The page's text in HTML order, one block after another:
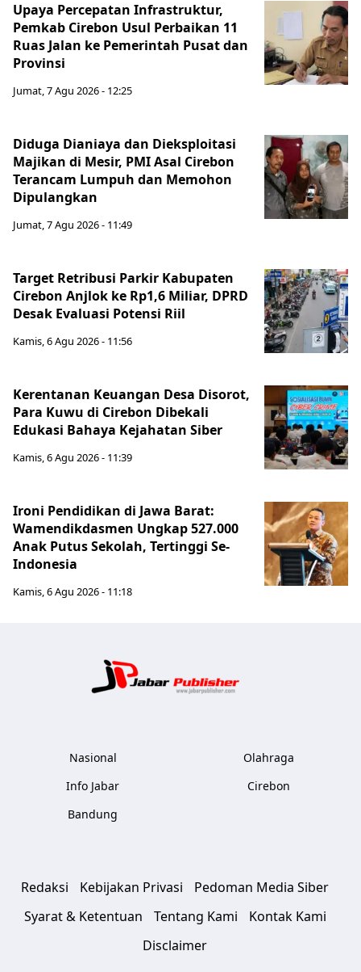
Upaya Percepatan Infrastruktur,
Pemkab Cirebon Usul Perbaikan 11
Ruas Jalan ke Pemerintah Pusat dan
Provinsi
Jumat, 7 Agu 2026 - 12:25
Diduga Dianiaya dan Dieksploitasi
Majikan di Mesir, PMI Asal Cirebon
Terancam Lumpuh dan Memohon
Dipulangkan
Jumat, 7 Agu 2026 - 11:49
Target Retribusi Parkir Kabupaten
Cirebon Anjlok ke Rp1,6 Miliar, DPRD
Desak Evaluasi Potensi Riil
Kamis, 6 Agu 2026 - 11:56
Kerentanan Keuangan Desa Disorot,
Para Kuwu di Cirebon Dibekali
Edukasi Bahaya Kejahatan Siber
Kamis, 6 Agu 2026 - 11:39
Ironi Pendidikan di Jawa Barat:
Wamendikdasmen Ungkap 527.000
Anak Putus Sekolah, Tertinggi Se-
Indonesia
Kamis, 6 Agu 2026 - 11:18
Nasional
Info Jabar
Bandung
Olahraga
Cirebon
Redaksi Kebijakan Privasi
Pedoman Media Siber
Syarat & Ketentuan
Tentang Kami
Kontak Kami
Disclaimer